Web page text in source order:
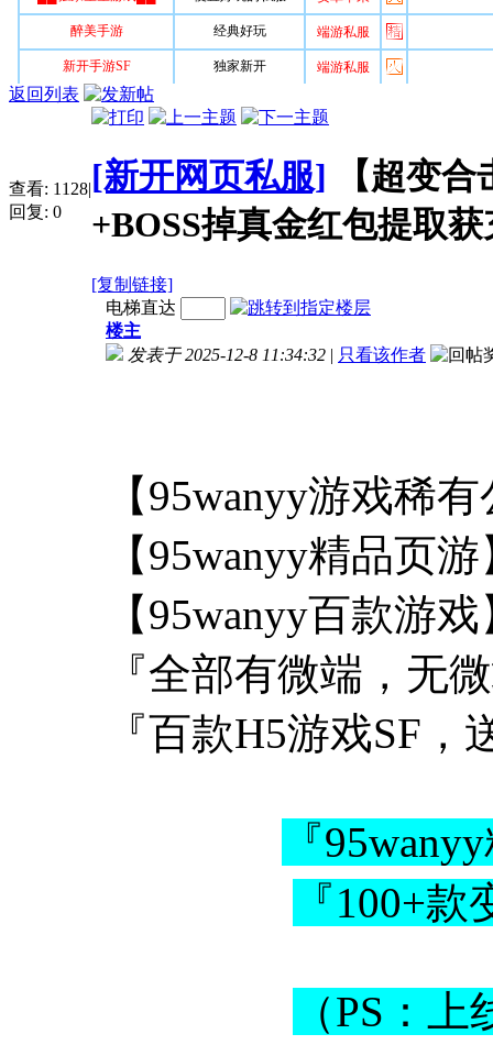
返回列表
查看: 1128|
回复: 0
[新开网页私服]
【超变
+BOSS掉真金红包提取
[复制链接]
电梯直达
楼主
发表于 2025-12-8 11:34:32 | 只看该作者
【95wanyy游戏稀
【95wanyy精品页
【95wanyy百款游
『全部有微端，无
『百款H5游戏SF
『
『100+
（PS：